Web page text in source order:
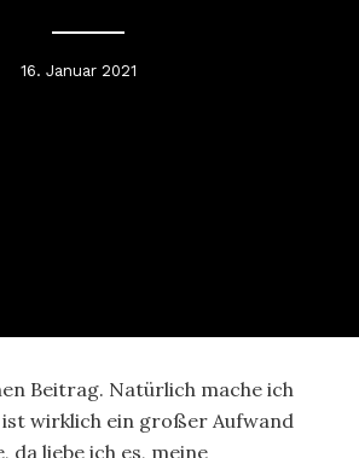
16. Januar 2021
Beitrag. Natürlich mache ich
wirklich ein großer Aufwand
da liebe ich es, meine